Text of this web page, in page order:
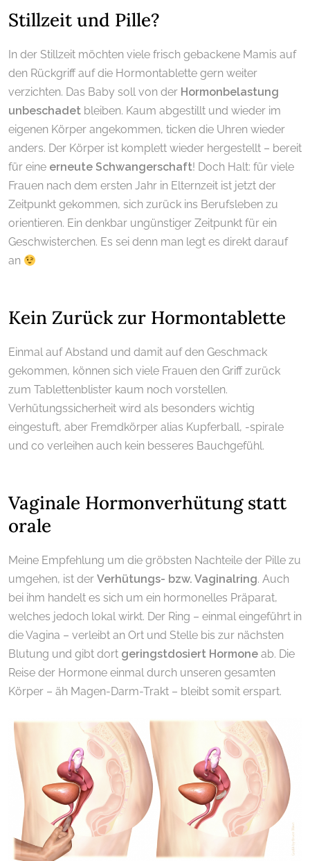
Stillzeit und Pille?
In der Stillzeit möchten viele frisch gebackene Mamis auf
den Rückgriff auf die Hormontablette gern weiter
verzichten. Das Baby soll von der Hormonbelastung
unbeschadet bleiben. Kaum abgestillt und wieder im
eigenen Körper angekommen, ticken die Uhren wieder
anders. Der Körper ist komplett wieder hergestellt – bereit
für eine erneute Schwangerschaft! Doch Halt: für viele
Frauen nach dem ersten Jahr in Elternzeit ist jetzt der
Zeitpunkt gekommen, sich zurück ins Berufsleben zu
orientieren. Ein denkbar ungünstiger Zeitpunkt für ein
Geschwisterchen. Es sei denn man legt es direkt darauf
an
Kein Zurück zur Hormontablette
Einmal auf Abstand und damit auf den Geschmack
gekommen, können sich viele Frauen den Griff zurück
zum Tablettenblister kaum noch vorstellen.
Verhütungssicherheit wird als besonders wichtig
eingestuft, aber Fremdkörper alias Kupferball, -spirale
und co verleihen auch kein besseres Bauchgefühl.
Vaginale Hormonverhütung statt
orale
Meine Empfehlung um die gröbsten Nachteile der Pille zu
umgehen, ist der Verhütungs- bzw. Vaginalring. Auch
bei ihm handelt es sich um ein hormonelles Präparat,
welches jedoch lokal wirkt. Der Ring – einmal eingeführt in
die Vagina – verleibt an Ort und Stelle bis zur nächsten
Blutung und gibt dort geringstdosiert Hormone ab. Die
Reise der Hormone einmal durch unseren gesamten
Körper – äh Magen-Darm-Trakt – bleibt somit erspart.